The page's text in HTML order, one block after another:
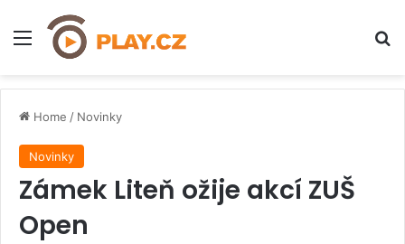
Menu
Home / Novinky
Novinky
Zámek Liteň ožije akcí ZUŠ
Open